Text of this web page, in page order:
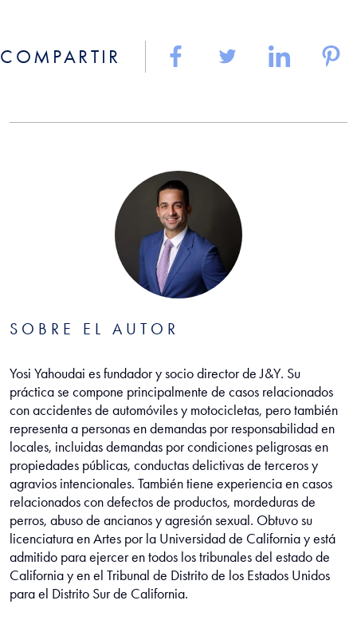
COMPARTIR
SOBRE EL AUTOR
Yosi Yahoudai es fundador y socio director de J&Y. Su
práctica se compone principalmente de casos relacionados
con accidentes de automóviles y motocicletas, pero también
representa a personas en demandas por responsabilidad en
locales, incluidas demandas por condiciones peligrosas en
propiedades públicas, conductas delictivas de terceros y
agravios intencionales. También tiene experiencia en casos
relacionados con defectos de productos, mordeduras de
perros, abuso de ancianos y agresión sexual. Obtuvo su
licenciatura en Artes por la Universidad de California y está
admitido para ejercer en todos los tribunales del estado de
California y en el Tribunal de Distrito de los Estados Unidos
para el Distrito Sur de California.